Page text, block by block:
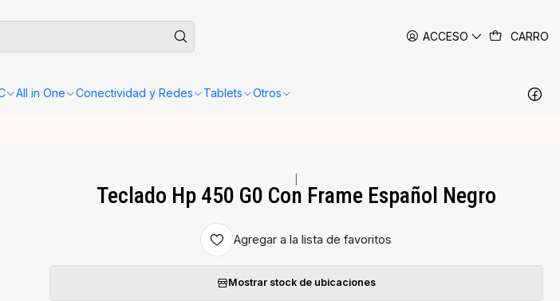
ACCESO CARRO
All in One Conectividad y Redes Tablets Otros
o envío se gestionará dentro de las siguientes 24-48 horas hábiles en Santiago.
Teclado Hp 450 G0 Con Frame Español Negro
Agregar a la lista de favoritos
Mostrar stock de ubicaciones